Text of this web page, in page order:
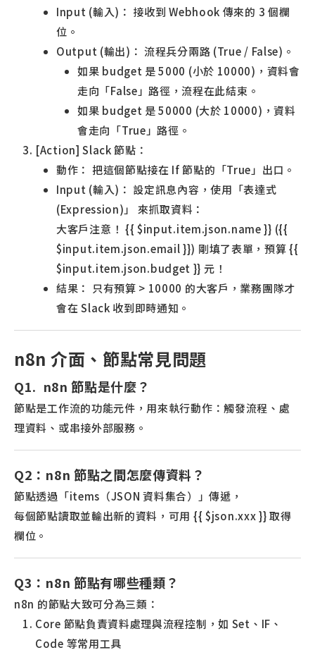
Input (輸入)： 接收到 Webhook 傳來的 3 個欄
位。
Output (輸出)： 流程兵分兩路 (True / False)。
如果 budget 是 5000 (小於 10000)，資料會
走向「False」路徑，流程在此結束。
如果 budget 是 50000 (大於 10000)，資料
會走向「True」路徑。
[Action] Slack 節點：
動作： 把這個節點接在 If 節點的「True」出口。
Input (輸入)： 設定訊息內容，使用「表達式
(Expression)」 來抓取資料：
大客戶注意！ {{ $input.item.json.name }} ({{
$input.item.json.email }}) 剛填了表單，預算 {{
$input.item.json.budget }} 元！
結果： 只有預算 > 10000 的大客戶，業務團隊才
會在 Slack 收到即時通知。
n8n 介面、節點常見問題
Q1. n8n 節點是什麼？
節點是工作流的功能元件，用來執行動作：觸發流程、處
理資料、或串接外部服務。
Q2：n8n 節點之間怎麼傳資料？
節點透過「items（JSON 資料集合）」傳遞，
每個節點讀取並輸出新的資料，可用 {{ $json.xxx }} 取得
欄位。
Q3：n8n 節點有哪些種類？
n8n 的節點大致可分為三類：
Core 節點負責資料處理與流程控制，如 Set、IF、
Code 等常用工具